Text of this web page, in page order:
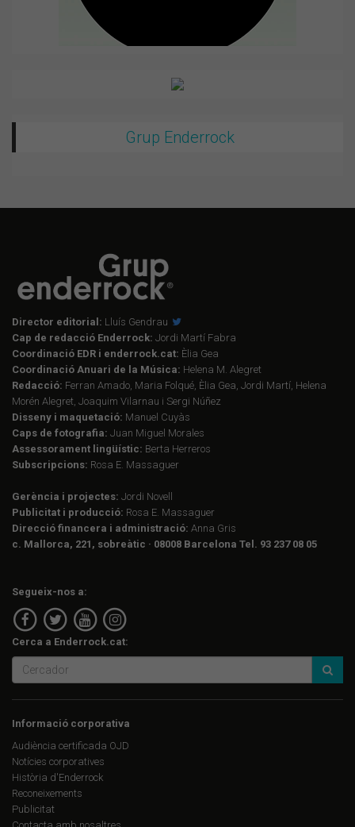
Grup Enderrock
Director editorial: Lluís Gendrau
Cap de redacció Enderrock: Jordi Martí Fabra
Coordinació EDR i enderrock.cat: Èlia Gea
Coordinació Anuari de la Música: Helena M. Alegret
Redacció: Ferran Amado, Maria Folqué, Èlia Gea, Jordi Martí, Helena
Morén Alegret, Joaquim Vilarnau i Sergi Núñez
Disseny i maquetació: Manuel Cuyàs
Caps de fotografia: Juan Miguel Morales
Assessorament lingüístic: Berta Herreros
Subscripcions: Rosa E. Massaguer
Gerència i projectes: Jordi Novell
Publicitat i producció: Rosa E. Massaguer
Direcció financera i administració: Anna Gris
c. Mallorca, 221, sobreàtic · 08008 Barcelona Tel. 93 237 08 05
Segueix-nos a:
Cerca a Enderrock.cat:
Informació corporativa
Audiència certificada OJD
Notícies corporatives
Història d'Enderrock
Reconeixements
Publicitat